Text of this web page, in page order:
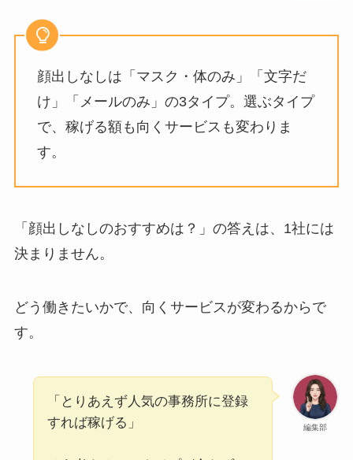
顔出しなしは「マスク・体のみ」「文字だ
け」「メールのみ」の3タイプ。選ぶタイプ
で、稼げる額も向くサービスも変わりま
す。
「顔出しなしのおすすめは？」の答えは、1社には
決まりません。
どう働きたいかで、向くサービスが変わるからで
す。
編集部
「とりあえず人気の事務所に登録
すれば稼げる」